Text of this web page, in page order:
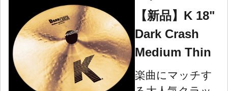
【新品】K 18"
Dark Crash
Medium Thin
楽曲にマッチす